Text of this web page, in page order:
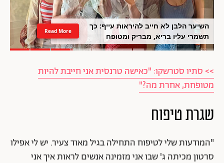
השיער הלבן לא חייב להיראות עייף: כך
תשמרי עליו בריא, מבריק ומטופח
Read More
>> סתיו סטרשקו: "כאישה טרנסית אני חייבת להיות
מטופחת, אחרת מה?"
שגרת טיפוח
"המודעות שלי לטיפוח התחילה בגיל מאוד צעיר. יש לי אפילו
סרטון מכיתה ג' שבו אני מזמינה אנשים לראות איך אני